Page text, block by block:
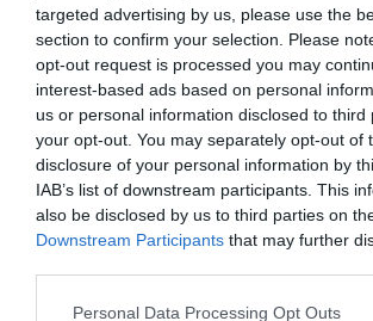
targeted advertising by us, please use the
section to confirm your selection. Please
opt-out request is processed you may
interest-based ads based on personal
us or personal information disclosed to third
your opt-out. You may separately opt-out of
disclosure of your personal information by
IAB’s list of downstream participants. This
also be disclosed by us to third parties on
Downstream Participants that may further
Please note that this website/app uses one
Personal Data Processing Opt Outs
Φάνης Σπανός: 500.000 € για την
ενεργειακή αναβάθμιση του 4ου
Δημοτικού Σχολείου Λιβαδειάς
08.08.2026 | 20:40
Εύβοια: Τέλος στις παράνομες
χωματερές – Έρχονται πρόστιμα
χωρίς εξαιρέσεις
Εύβοια: Η μαύρη επέτειος της
καταστροφικής πυρκαγιάς – Το